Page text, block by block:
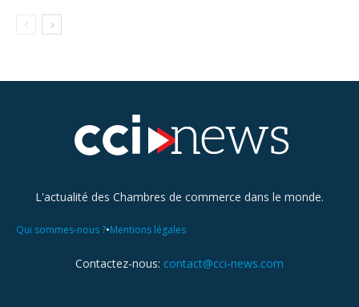
L'actualité des Chambres de commerce dans le monde.
Qui sommes-nous ?•Mentions légales
Contactez-nous: contact@cci-news.com